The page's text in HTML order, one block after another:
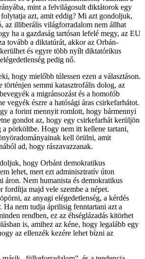
mint a felvilágosult diktátorok egy
folytatja azt, amit eddig? Mi azt gondoljuk,
az illiberális világforradalom nem állhat
ha a gazdaság tartósan lefelé megy, az EU
tovább a diktatúrát, akkor az Orbán-
és egyre több nyílt diktatórikus
pedig nő.
hogy mielőbb túlessen ezen a választáson.
történjen semmi katasztrofális dolog, az
a migránsozást és a homofób
vegyék észre a hatósági áras csirkefarhátot.
a forint mennyit romlott, hogy bármennyi
gondot az, hogy egy csirkefarhát kerüljön
a pörköltbe. Hogy nem itt kellene tartani,
kell örülni, amit
ad, hogy rászavazzanak.
hogy Orbánt demokratikus
lehet, mert ezt adminisztratív úton
áron. Nem humanista és demokratikus
fordítja majd vele szembe a népet.
az anyagi elégedetlenség, a kérdés
Ha nem tudja áprilisig fenntartani azt a
rendben, ez az éhséglázadás kitörhet
is, amihez az kéne, hogy legalább egy
az ellenzék kezére lehet bízni az